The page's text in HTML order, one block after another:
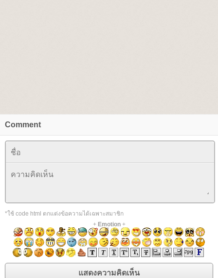
Comment
*ใช้ code html ตกแต่งข้อความได้เฉพาะสมาชิก
+ Emotion+